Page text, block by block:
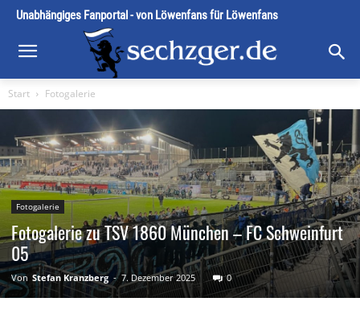
Unabhängiges Fanportal - von Löwenfans für Löwenfans
Start Fotogalerie
Fotogalerie
Fotogalerie zu TSV 1860 München – FC Schweinfurt
05
Von Stefan Kranzberg - 7. Dezember 2025 0